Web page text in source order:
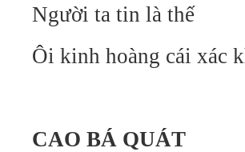
Người ta tin là thế
Ôi kinh hoàng cái xác
CAO BÁ QUÁT